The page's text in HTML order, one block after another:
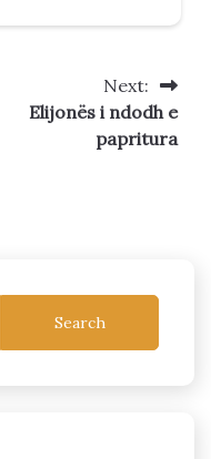
Next:
Elijonës i ndodh e
papritura
Search